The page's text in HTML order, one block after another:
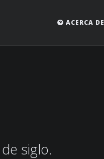
ACERCA DE
siglo.